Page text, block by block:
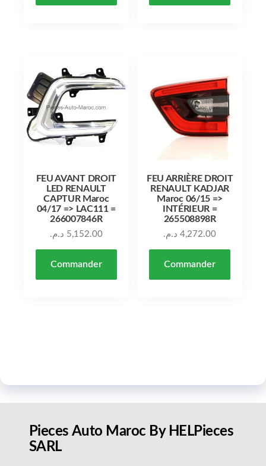
FEU AVANT DROIT
LED RENAULT
CAPTUR Maroc
04/17 => LAC111 =
266007846R
5,152.00 د.م.
Commander
FEU ARRIÈRE DROIT
RENAULT KADJAR
Maroc 06/15 =>
INTÉRIEUR =
265508898R
4,272.00 د.م.
Commander
Pieces Auto Maroc By HELPieces
SARL